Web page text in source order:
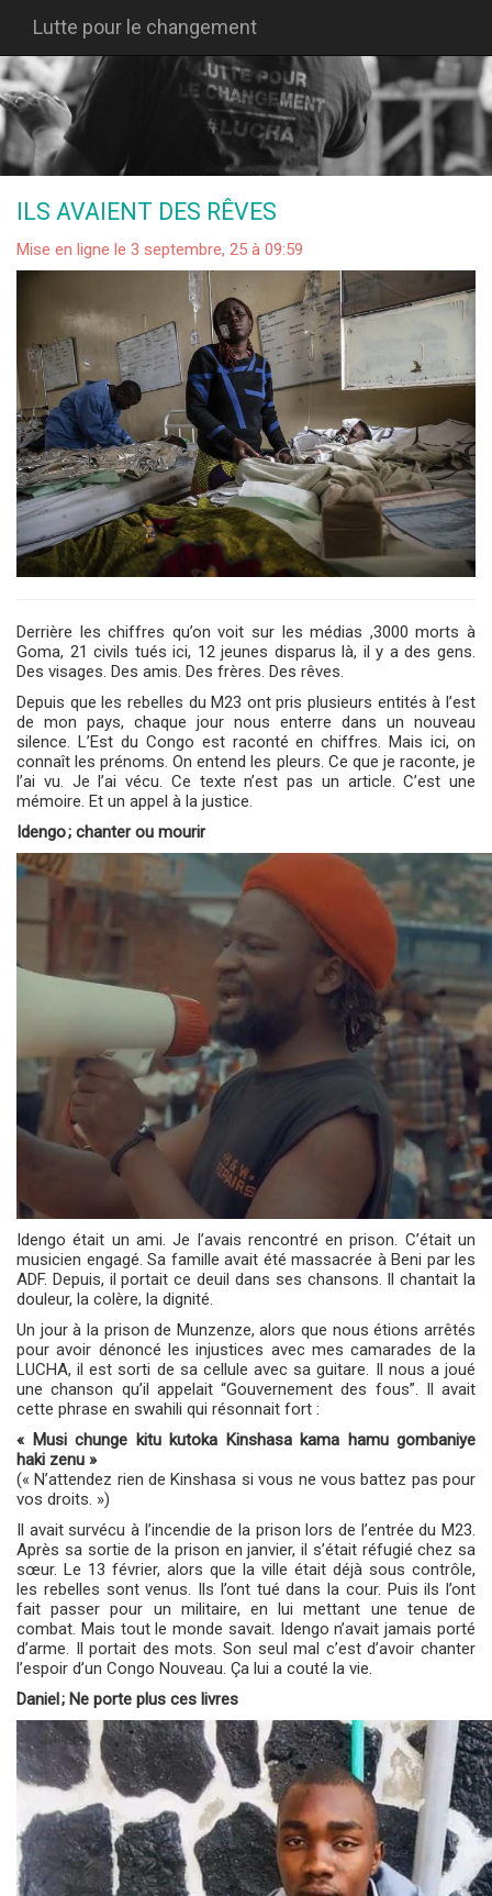
Lutte pour le changement
ILS AVAIENT DES RÊVES
Mise en ligne le 3 septembre, 25 à 09:59
Derrière les chiffres qu’on voit sur les médias ,3000 morts à
Goma, 21 civils tués ici, 12 jeunes disparus là, il y a des gens.
Des visages. Des amis. Des frères. Des rêves.
Depuis que les rebelles du M23 ont pris plusieurs entités à l’est
de mon pays, chaque jour nous enterre dans un nouveau
silence. L’Est du Congo est raconté en chiffres. Mais ici, on
connaît les prénoms. On entend les pleurs. Ce que je raconte, je
l’ai vu. Je l’ai vécu. Ce texte n’est pas un article. C’est une
mémoire. Et un appel à la justice.
Idengo; chanter ou mourir
Idengo était un ami. Je l’avais rencontré en prison. C’était un
musicien engagé. Sa famille avait été massacrée à Beni par les
ADF. Depuis, il portait ce deuil dans ses chansons. Il chantait la
douleur, la colère, la dignité.
Un jour à la prison de Munzenze, alors que nous étions arrêtés
pour avoir dénoncé les injustices avec mes camarades de la
LUCHA, il est sorti de sa cellule avec sa guitare. Il nous a joué
une chanson qu’il appelait “Gouvernement des fous”. Il avait
cette phrase en swahili qui résonnait fort :
« Musi chunge kitu kutoka Kinshasa kama hamu gombaniye
haki zenu »
(« N’attendez rien de Kinshasa si vous ne vous battez pas pour
vos droits. »)
Il avait survécu à l’incendie de la prison lors de l’entrée du M23.
Après sa sortie de la prison en janvier, il s’était réfugié chez sa
sœur. Le 13 février, alors que la ville était déjà sous contrôle,
les rebelles sont venus. Ils l’ont tué dans la cour. Puis ils l’ont
fait passer pour un militaire, en lui mettant une tenue de
combat. Mais tout le monde savait. Idengo n’avait jamais porté
d’arme. Il portait des mots. Son seul mal c’est d’avoir chanter
l’espoir d’un Congo Nouveau. Ça lui a couté la vie.
Daniel ; Ne porte plus ces livres